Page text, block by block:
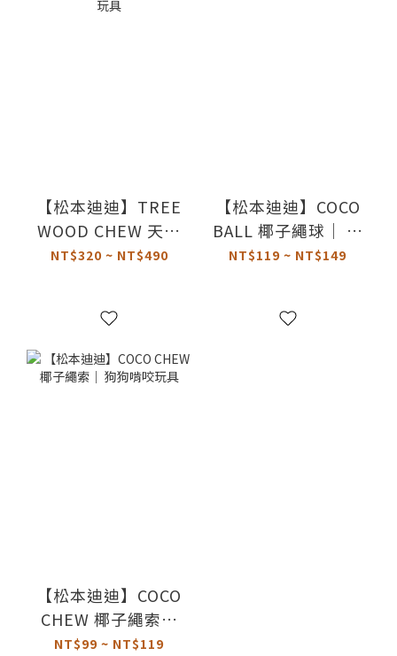
【松本迪迪】TREE
WOOD CHEW 天然
咬咬木｜ 狗狗啃咬
NT$320 ~ NT$490
【松本迪迪】COCO
BALL 椰子繩球｜ 狗
狗啃咬玩具
NT$119 ~ NT$149
【松本迪迪】COCO
CHEW 椰子繩索｜
狗狗啃咬玩具
NT$99 ~ NT$119